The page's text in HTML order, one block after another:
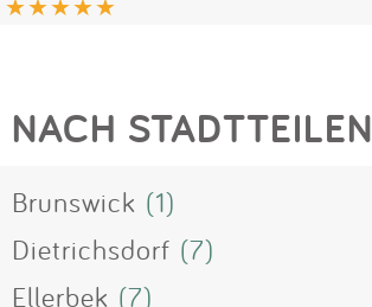
NACH STADTTEILEN
Brunswick (1)
Dietrichsdorf (7)
Ellerbek (7)